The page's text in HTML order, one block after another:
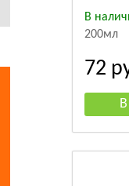
В
200мл
72